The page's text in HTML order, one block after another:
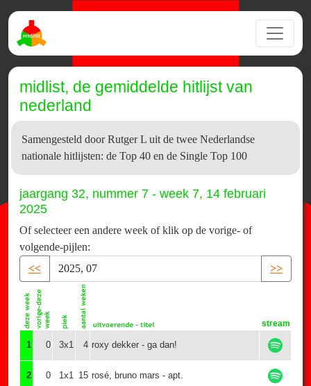
midlist, de gemiddelde hitlijst van
nederland
Samengesteld door Rutger L uit de twee Nederlandse
nationale hitlijsten: de Top 40 en de Single Top 100
jaargang 32, nummer 7 - week 7, 14 februari
2025
Of selecteer een andere week of klik op de vorige- of
volgende-pijlen:
<<
>>
stream
1 0 3x1 4 roxy dekker - ga dan!
2 0 1x1 15 rosé, bruno mars - apt.